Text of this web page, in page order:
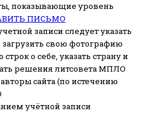
показывающие уровень
ПИСЬМО
записи следует указать
свою фотографию
о себе, указать страну и
решения литсовета МПЛО
сайта (по истечению
учётной записи